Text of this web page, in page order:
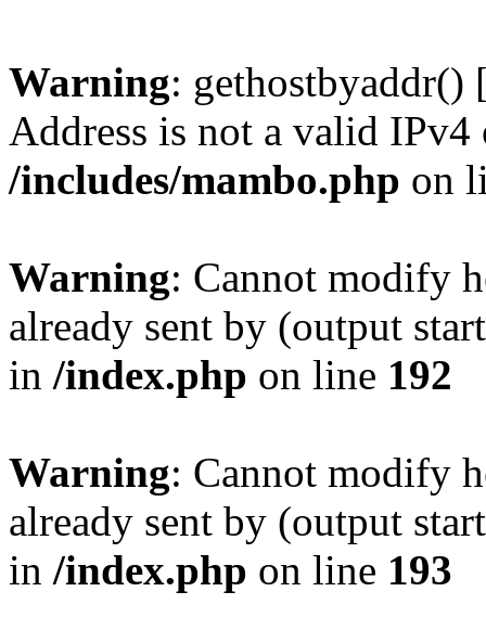
Warning: gethostbyaddr()
Address is not a valid IPv4
/includes/mambo.php on
Warning: Cannot modify
already sent by (output
in /index.php on line 192
Warning: Cannot modify
already sent by (output
in /index.php on line 193